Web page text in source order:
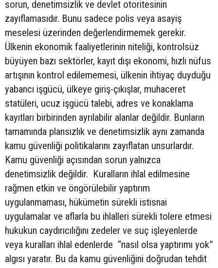
sorun, denetimsizlik ve devlet otoritesinin
zayıflamasıdır. Bunu sadece polis veya asayiş
meselesi üzerinden değerlendirmemek gerekir.
Ülkenin ekonomik faaliyetlerinin niteliği, kontrolsüz
büyüyen bazı sektörler, kayıt dışı ekonomi, hızlı nüfus
artışının kontrol edilememesi, ülkenin ihtiyaç duyduğu
yabancı işgücü, ülkeye giriş-çıkışlar, muhaceret
statüleri, ucuz işgücü talebi, adres ve konaklama
kayıtları birbirinden ayrılabilir alanlar değildir. Bunların
tamamında plansızlık ve denetimsizlik aynı zamanda
kamu güvenliği politikalarını zayıflatan unsurlardır.
Kamu güvenliği açısından sorun yalnızca
denetimsizlik değildir. Kuralların ihlal edilmesine
rağmen etkin ve öngörülebilir yaptırım
uygulanmaması, hükümetin sürekli istisnai
uygulamalar ve aflarla bu ihlalleri sürekli tolere etmesi
hukukun caydırıcılığını zedeler ve suç işleyenlerde
veya kuralları ihlal edenlerde “nasıl olsa yaptırımı yok”
algısı yaratır. Bu da kamu güvenliğini doğrudan tehdit